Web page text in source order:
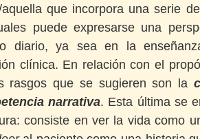
aquella que incorpora una serie
puede expresarse una
diario, ya sea en la
clínica. En relación con el
rasgos que se sugieren son la
narrativa. Esta última se
consiste en ver la vida como